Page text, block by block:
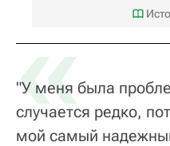
«
"У меня была
случается редко,
мой самый